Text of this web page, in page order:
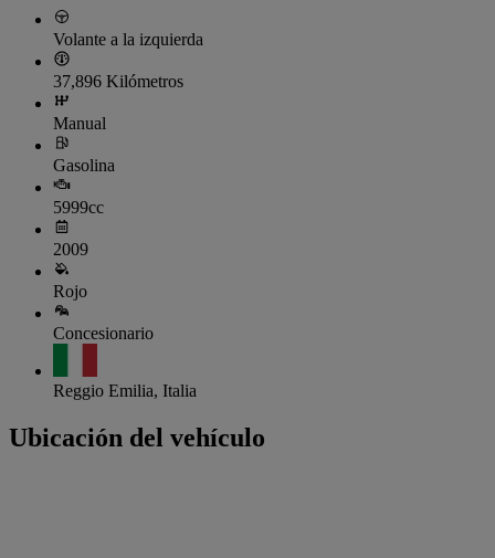
Volante a la izquierda
37,896 Kilómetros
Manual
Gasolina
5999cc
2009
Rojo
Concesionario
Reggio Emilia, Italia
Ubicación del vehículo